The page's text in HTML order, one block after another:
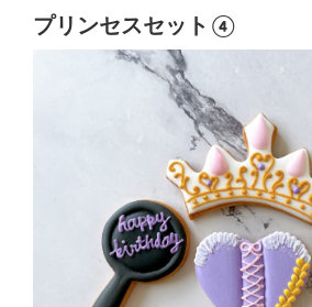
プリンセスセット④